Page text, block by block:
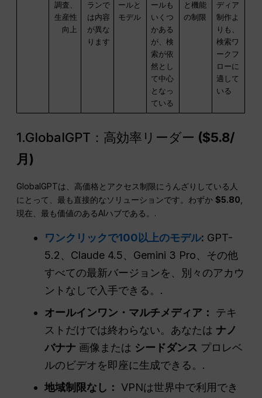
調査、
生産性
向上
ランで
は内容
が異な
ります
ールと
モデル
ールも
いくつ
かある
が、検
索が依
然とし
て中心
となっ
ている
と機能
の制限
ディア
制作よ
りも、
検索ワ
ークフ
ローに
適して
いる
1.GlobalGPT：高効率リーダー ($5.8/
月)
GlobalGPTは、高価格とアクセス制限にうんざりしている人
にとって、最も直接的なソリューションです。わずか$5.80
現在、最も価値のあるAIハブである。.
ワンクリックで100以上のモデル: GPT-
5.2、Claude 4.5、Gemini 3 Pro、その他
すべての最新バージョンを、別々のアカウ
ントなしで入手できる。.
オールインワン・マルチメディア：
テキ
ストだけでは終わらない。あなたはナノ
バナナ 画像または シードダンス プロレベ
ルのビデオを即座に生成できる。.
地域制限なし： VPNは世界中で利用でき